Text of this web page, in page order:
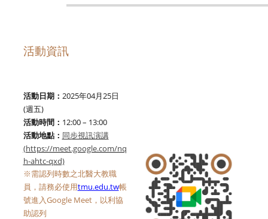
活動資訊
活動日期： 2025年04月25日
(週五)
活動時間： 12:00 – 13:00
活動地點： 同步視訊演講
(https://meet.google.com/nq
h-ahtc-qxd)
※需認列時數之北醫大教職
員，請務必使用tmu.edu.tw帳
號進入Google Meet，以利協
助認列